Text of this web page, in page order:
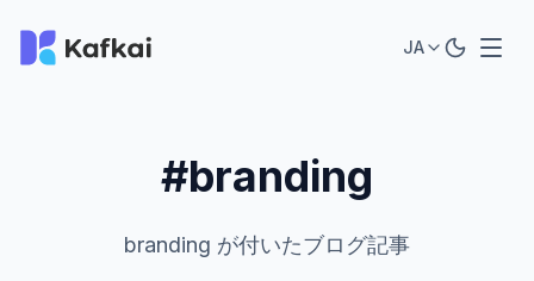
JA
#branding
branding が付いたブログ記事